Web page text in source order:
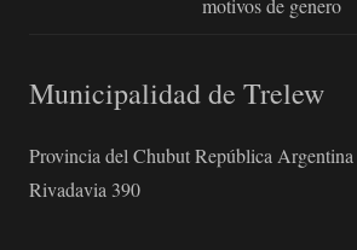
Municipalidad de Trelew
Provincia del Chubut República Argentina
Rivadavia 390